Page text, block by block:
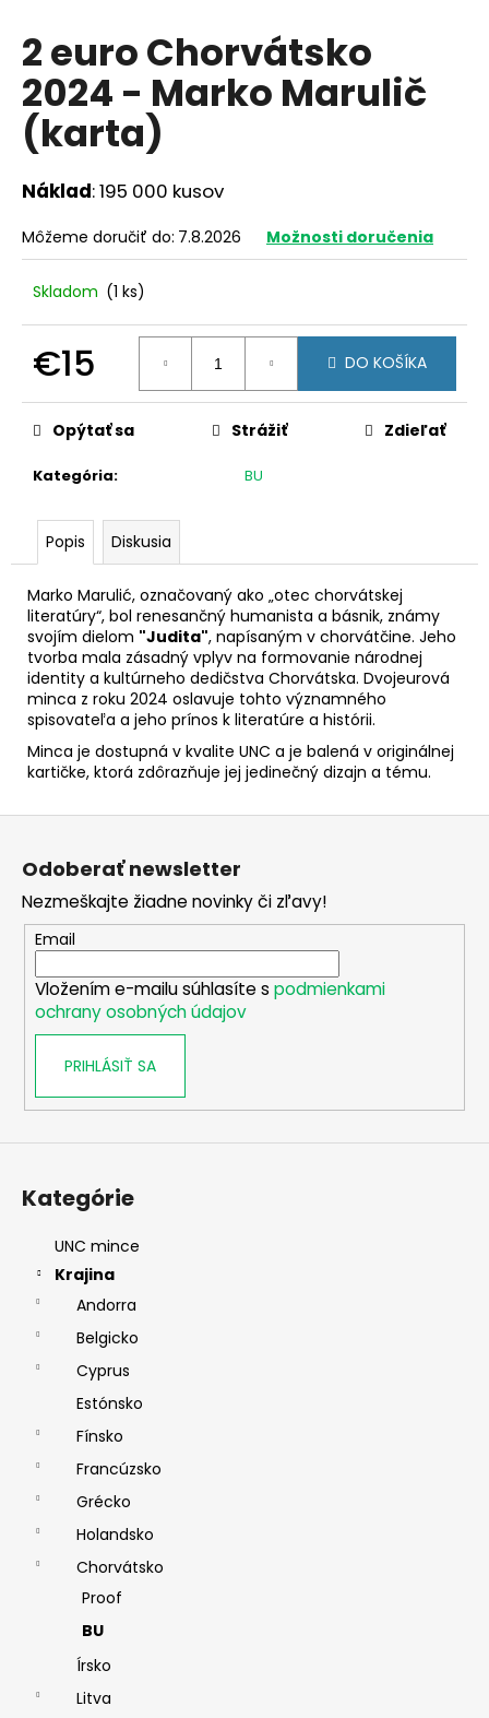
2 euro Chorvátsko
2024 - Marko Marulič
(karta)
Náklad: 195 000 kusov
Môžeme doručiť do: 7.8.2026 Možnosti doručenia
Skladom (1 ks)
€15
cena:
DO KOŠÍKA
Kategória: BU
Opýtať sa Strážiť Zdieľať
Popis Diskusia
Marko Marulić, označovaný ako „otec chorvátskej
literatúry“, bol renesančný humanista a básnik, známy
svojím dielom "Judita", napísaným v chorvátčine. Jeho
tvorba mala zásadný vplyv na formovanie národnej
identity a kultúrneho dedičstva Chorvátska. Dvojeurová
minca z roku 2024 oslavuje tohto významného
spisovateľa a jeho prínos k literatúre a histórii.
Minca je dostupná v kvalite UNC a je balená v originálnej
kartičke, ktorá zdôrazňuje jej jedinečný dizajn a tému.
j
s
ť
?
O
d
p
o
ú
e
2
EURO
LUXEMBURSKO
2026
-
CENA
KAROLA
VEĽKÉHO
(BU)
Z
Odoberať newsletter
Nezmeškajte žiadne novinky či zľavy!
Email
Vložením e-mailu súhlasíte s podmienkami
ochrany osobných údajov
PRIHLÁSIŤ SA
Kategórie
UNC mince
Krajina
Andorra
Belgicko
Cyprus
Estónsko
Fínsko
Francúzsko
Grécko
Holandsko
Chorvátsko
Proof
BU
Írsko
Litva